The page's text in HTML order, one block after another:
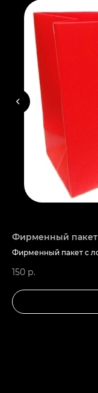
Фирменный пакет
Фирменный пакет с
150 р.
Оплата и доставка
Полезное
О компании
Договор-оферта
Политика
ООО "ТД "Кристалл"
ИНН 7810574944